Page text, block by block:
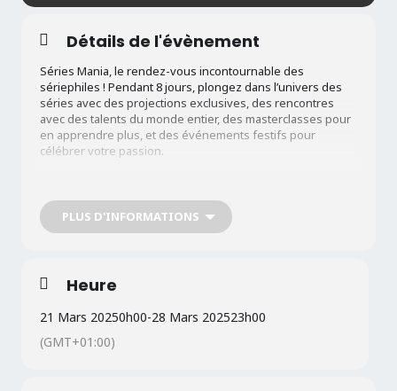
Détails de l'évènement
Séries Mania, le rendez-vous incontournable des
sériephiles ! Pendant 8 jours, plongez dans l’univers des
séries avec des projections exclusives, des rencontres
avec des talents du monde entier, des masterclasses pour
en apprendre plus, et des événements festifs pour
célébrer votre passion.
Informations pratiques:
Du 21 au 28 mars 2025
Billetterie :
seront dispos pendant 48h à partir de l’heure de leur
PLUS D'INFORMATIONS
Heure
21 Mars 20250h00-28 Mars 202523h00
(GMT+01:00)